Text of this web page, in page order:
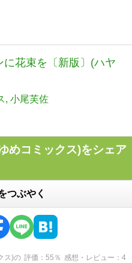
に花束を〔新版〕(ハヤ
小尾芙佐
めコミックス)をシェア
つぶやく
ス)の 評価 55 ％ 感想・レビュー
4